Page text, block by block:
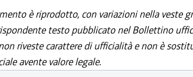
è riprodotto, con variazioni nella veste
testo pubblicato nel Bollettino
riveste carattere di ufficialità e non è
avente valore legale.